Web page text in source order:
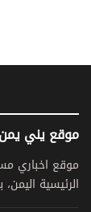
موقع يني يمن
موقع اخباري
الرئيسية